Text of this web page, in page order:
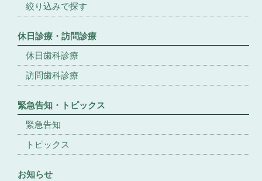
絞り込みで探す
休日診療・訪問診療
休日歯科診療
訪問歯科診療
緊急告知・トピックス
緊急告知
トピックス
お知らせ